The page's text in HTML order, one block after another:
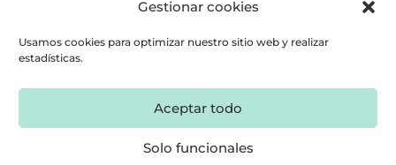
Gestionar cookies
Usamos cookies para optimizar nuestro sitio web y realizar
estadísticas.
Aceptar todo
Solo funcionales
Política de privacidad
Política de cookies
Términos y condiciones
Envíos y devoluciones
Descargo